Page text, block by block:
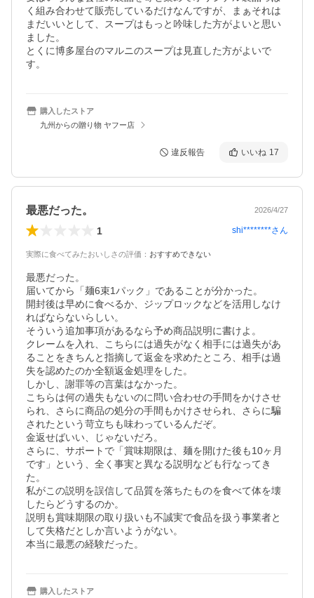
く組み合わせて販売しているだけなんですが、まぁそれは
まだいいとして、スープはもっと吟味した方がよいと思い
ました。
とくに博多屋台のマルニのスープは見直した方がよいで
す。
購入したストア
九州からの贈り物 ヤフー店
違反報告 いいね 17
最悪だった。 2026/4/27
1 shi********さん
実際に食べてみたおいしさの評価 ： おすすめできない
最悪だった。
届いてから「麺6束1パック」であることが分かった。
開封後は早めに食べるか、ジップロックなどを活用しなけ
ればならないらしい。
そういう追加事項があるなら予め商品説明に書けよ。
クレームを入れ、こちらには過失がなく相手には過失があ
ることをきちんと指摘して返金を求めたところ、相手は過
失を認めたのか全額返金処理をした。
しかし、謝罪等の言葉はなかった。
こちらは何の過失もないのに問い合わせの手間をかけさせ
られ、さらに商品の処分の手間もかけさせられ、さらに騙
されたという苛立ちも味わっているんだぞ。
金返せばいい、じゃないだろ。
さらに、サポートで「賞味期限は、麺を開けた後も10ヶ月
です」という、全く事実と異なる説明なども行なってき
た。
私がこの説明を誤信して品質を落ちたものを食べて体を壊
したらどうするのか。
説明も賞味期限の取り扱いも不誠実で食品を扱う事業者と
して失格だとしか言いようがない。
本当に最悪の経験だった。
購入したストア